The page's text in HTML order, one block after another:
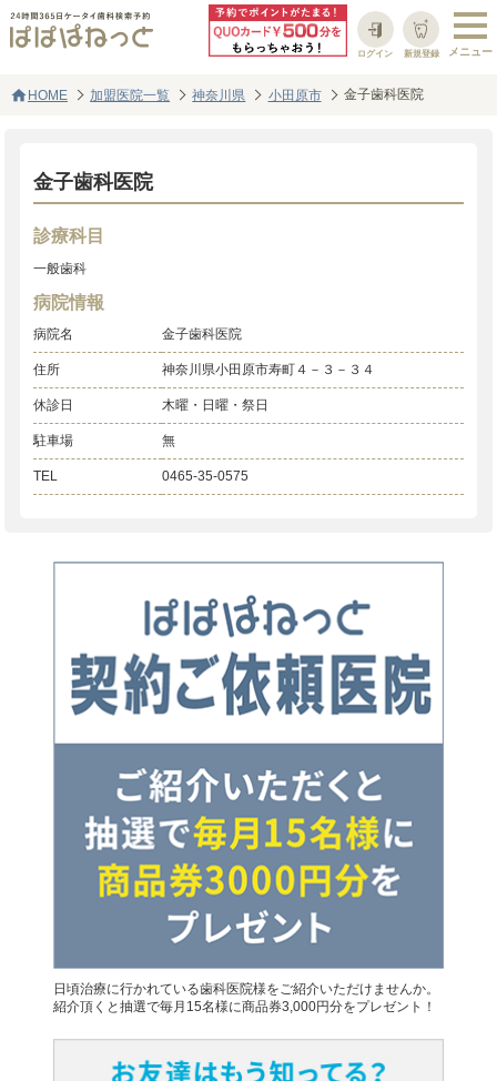
新規登録
ログイン
homeHOME 加盟医院一覧 神奈川県 小田原市 金子歯科医院
金子歯科医院
診療科目
一般歯科
病院情報
病院名 金子歯科医院
住所 神奈川県小田原市寿町４－３－３４
休診日 木曜・日曜・祭日
駐車場 無
TEL 0465-35-0575
日頃治療に行かれている歯科医院様をご紹介いただけませんか。
紹介頂くと抽選で毎月15名様に商品券3,000円分をプレゼント！